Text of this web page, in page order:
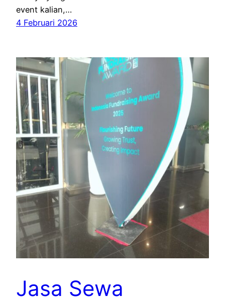
event kalian,…
4 Februari 2026
Jasa Sewa